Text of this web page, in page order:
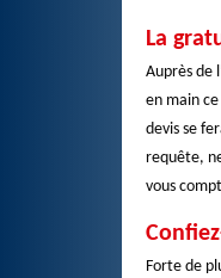
La
Auprès de
en main
devis se
requête,
vous
Forte de